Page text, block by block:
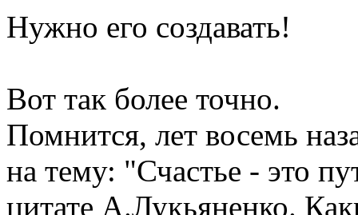
Нуж­но его соз­да­вать!
Вот так более точно.
Помнится, лет восемь
на тему: "Счастье - это
цитате А.Лукьяненко.